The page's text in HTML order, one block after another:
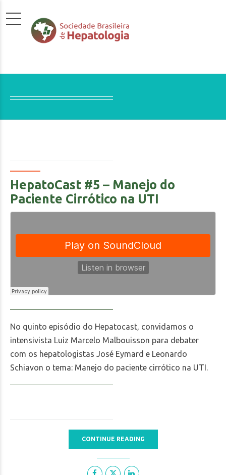
HepatoCast #5 – Manejo do
Paciente Cirrótico na UTI
No quinto episódio do Hepatocast, convidamos o
intensivista Luiz Marcelo Malbouisson para debater
com os hepatologistas José Eymard e Leonardo
Schiavon o tema: Manejo do paciente cirrótico na UTI.
CONTINUE READING